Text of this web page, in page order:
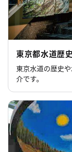
東京都水道歴
東京水道の歴史
介です。